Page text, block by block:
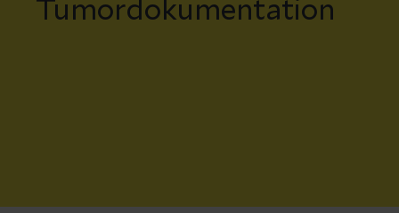
Tumordokumentation